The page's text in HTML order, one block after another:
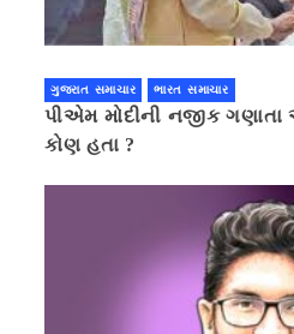
ગુજરાત સમાચાર ભારત સમાચાર
પીએમ મોદીની નજીક
કોણ હતા ?